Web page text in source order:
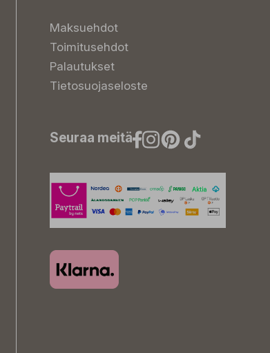
Maksuehdot
Toimitusehdot
Palautukset
Tietosuojaseloste
Seuraa meitä